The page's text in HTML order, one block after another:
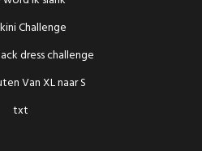
Challenge
dress challenge
Van XL naar S
txt